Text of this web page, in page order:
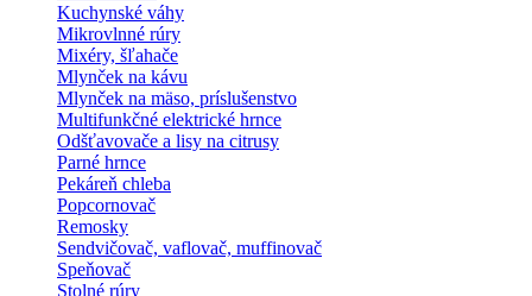
Kuchynské váhy
Mikrovlnné rúry
Mixéry, šľahače
Mlynček na kávu
Mlynček na mäso, príslušenstvo
Multifunkčné elektrické hrnce
Odšťavovače a lisy na citrusy
Parné hrnce
Pekáreň chleba
Popcornovač
Remosky
Sendvičovač, vaflovač, muffinovač
Speňovač
Stolné rúry